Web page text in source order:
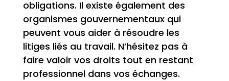
obligations. Il existe également des
organismes gouvernementaux qui
peuvent vous aider à résoudre les
litiges liés au travail. N’hésitez pas à
faire valoir vos droits tout en restant
professionnel dans vos échanges.